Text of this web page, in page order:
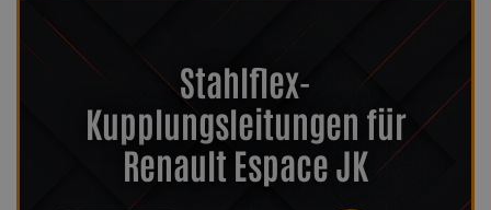
Stahlflex-
Kupplungsleitungen für
Renault Espace JK